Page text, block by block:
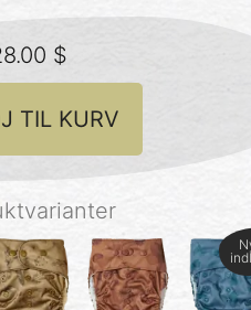
$
TIL KURV